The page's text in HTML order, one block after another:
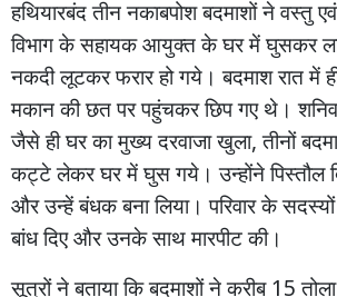
हथियारबंद तीन नकाबपोश बदमाशों ने वस्तु एवं
विभाग के सहायक आयुक्त के घर में घुसकर
नकदी लूटकर फरार हो गये। बदमाश रात में
मकान की छत पर पहुंचकर छिप गए थे।
जैसे ही घर का मुख्य दरवाजा खुला,तीनों
कट्टे लेकर घर में घुस गये। उन्होंने पिस्तौल
और उन्हें बंधक बना लिया। परिवार के सदस्यों
बांध दिए और उनके साथ मारपीट की।
सूत्रों ने बताया कि बदमाशों ने करीब15तोला